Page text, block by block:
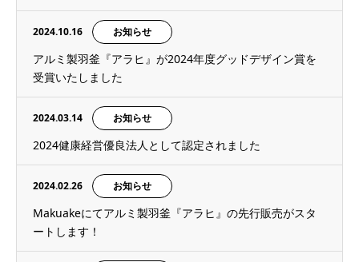
2024.10.16 お知らせ
アルミ製羽釜『アラヒ』が2024年度グッドデザイン賞を
受賞いたしました
2024.03.14 お知らせ
2024健康経営優良法人として認定されました
2024.02.26 お知らせ
Makuakeにてアルミ製羽釜『アラヒ』の先行販売がスタ
ートします！